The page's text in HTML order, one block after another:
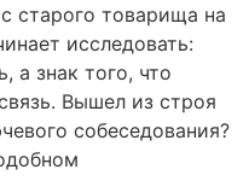
старого товарища на
исследовать:
а знак того, что
Вышел из строя
собеседования?